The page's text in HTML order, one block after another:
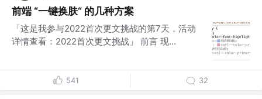
前端 “一键换肤“ 的几种方案
「这是我参与2022首次更文挑战的第7天，活动
详情查看：2022首次更文挑战」 前言 现...
541 32